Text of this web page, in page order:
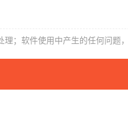
；软件使用中产生的任何问题
器 小米莱卡相机